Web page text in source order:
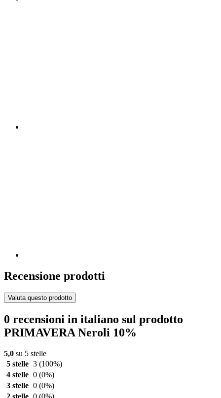
Recensione prodotti
Valuta questo prodotto
0 recensioni in italiano sul prodotto
PRIMAVERA Neroli 10%
5,0 su 5 stelle
5 stelle 3 (100%)
4 stelle 0 (0%)
3 stelle 0 (0%)
2 stelle 0 (0%)